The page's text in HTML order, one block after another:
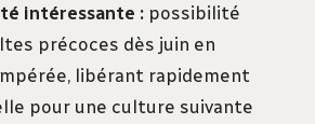
intéressante : possibilité
précoces dès juin en
libérant rapidement
pour une culture suivante